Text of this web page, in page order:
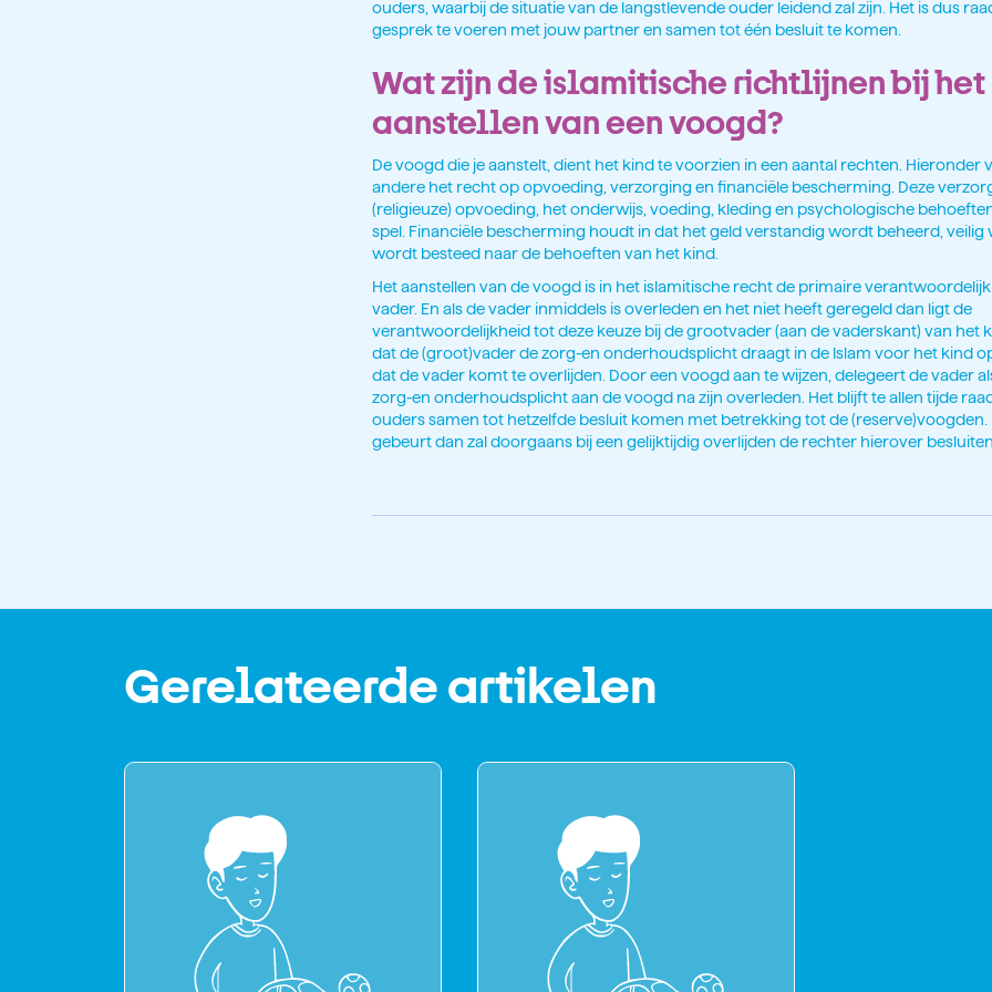
ouders, waarbij de situatie van de langstlevende ouder leidend zal zijn. Het is dus
gesprek te voeren met jouw partner en samen tot één besluit te komen.
Wat zijn de islamitische richtlijnen bij het
aanstellen van een voogd?
De voogd die je aanstelt, dient het kind te voorzien in een aantal rechten. Hieronder
andere het recht op opvoeding, verzorging en financiële bescherming. Deze
(religieuze) opvoeding, het onderwijs, voeding, kleding en psychologische
spel. Financiële bescherming houdt in dat het geld verstandig wordt beheerd, veilig
wordt besteed naar de behoeften van het kind.
Het aanstellen van de voogd is in het islamitische recht de primaire
vader. En als de vader inmiddels is overleden en het niet heeft geregeld dan ligt de
verantwoordelijkheid tot deze keuze bij de grootvader (aan de vaderskant) van het
dat de (groot)vader de zorg-en onderhoudsplicht draagt in de Islam voor het kind
dat de vader komt te overlijden. Door een voogd aan te wijzen, delegeert de vader
zorg-en onderhoudsplicht aan de voogd na zijn overleden. Het blijft te allen tijde
ouders samen tot hetzelfde besluit komen met betrekking tot de (reserve)voogden.
gebeurt dan zal doorgaans bij een gelijktijdig overlijden de rechter hierover
Gerelateerde artikelen